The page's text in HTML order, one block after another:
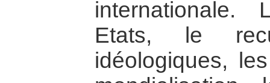
internationale.
Etats, le
idéologiques,